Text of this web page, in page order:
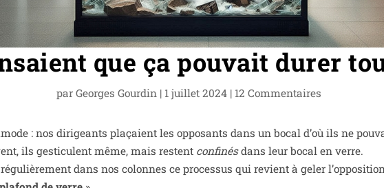
que ça pouvait durer
parGeorges Gourdin | 1 juillet 2024 | 12 Commentaires
: nos diri­geants pla­çaient les oppo­sants dans un bocal d’où ils ne
ils ges­ti­culent même, mais res­tent confi­nésdans leur bocal en verre.
dans nos colonnes ce pro­ces­sus qui revient à geler